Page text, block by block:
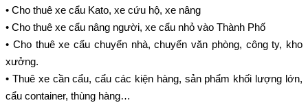
• Cho thuê xe cẩu Kato, xe cứu hộ, xe nâng
• Cho thuê xe cẩu nâng người, xe cẩu nhỏ vào Thành Phố
• Cho thuê xe cẩu chuyển nhà, chuyển văn phòng, công ty, kho
xưởng.
• Thuê xe cần cẩu, cẩu các kiện hàng, sản phẩm khối lượng lớn,
cẩu container, thùng hàng…